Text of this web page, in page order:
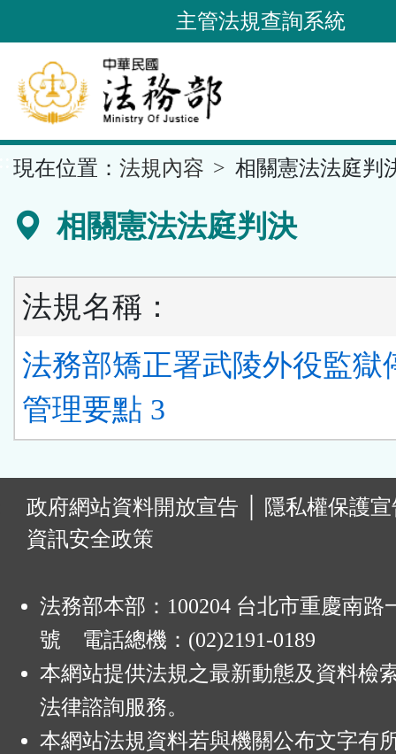
到
要
內
容
區
主管法規查詢系統
現在位置： 法規內容 相關憲法法庭判
相關憲法法庭判決
法規名稱：
法務部矯正署武陵外役監獄
管理要點 3
政府網站資料開放宣告
隱私權保護
資訊安全政策
法務部本部：100204 台北市重慶南路
號 電話總機：(02)2191-0189
本網站提供法規之最新動態及資料檢
法律諮詢服務。
本網站法規資料若與機關公布文字有